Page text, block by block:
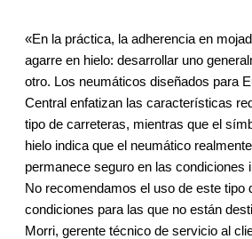
«En la práctica, la adherencia en
agarre en hielo: desarrollar uno
otro. Los neumáticos diseñados para
Central enfatizan las características
tipo de carreteras, mientras que el
hielo indica que el neumático
permanece seguro en las condiciones
No recomendamos el uso de este tipo
condiciones para las que no están
Morri, gerente técnico de servicio al